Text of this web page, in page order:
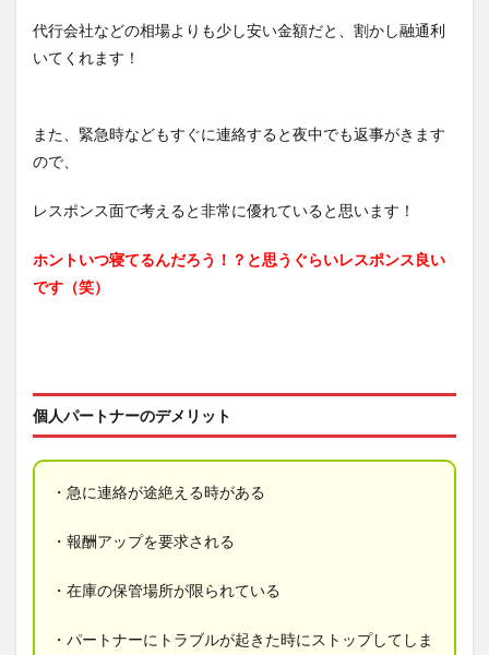
代行会社などの相場よりも少し安い金額だと、割かし融通利
いてくれます！
また、緊急時などもすぐに連絡すると夜中でも返事がきます
ので、
レスポンス面で考えると非常に優れていると思います！
ホントいつ寝てるんだろう！？と思うぐらいレスポンス良い
です（笑）
個人パートナーのデメリット
・急に連絡が途絶える時がある
・報酬アップを要求される
・在庫の保管場所が限られている
・パートナーにトラブルが起きた時にストップしてしま